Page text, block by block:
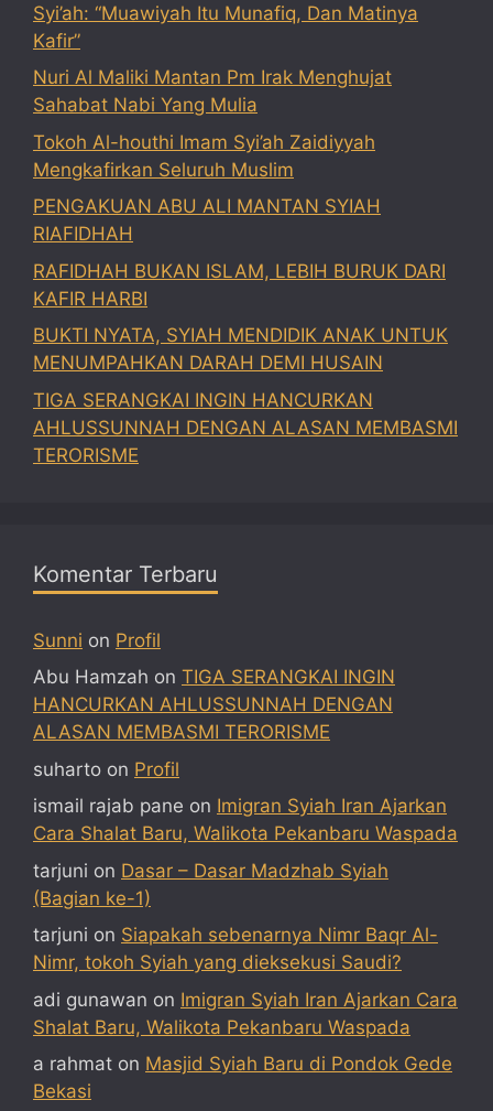
Syi’ah: “Muawiyah Itu Munafiq, Dan Matinya
Kafir”
Nuri Al Maliki Mantan Pm Irak Menghujat
Sahabat Nabi Yang Mulia
Tokoh Al-houthi Imam Syi’ah Zaidiyyah
Mengkafirkan Seluruh Muslim
PENGAKUAN ABU ALI MANTAN SYIAH
RIAFIDHAH
RAFIDHAH BUKAN ISLAM, LEBIH BURUK DARI
KAFIR HARBI
BUKTI NYATA, SYIAH MENDIDIK ANAK UNTUK
MENUMPAHKAN DARAH DEMI HUSAIN
TIGA SERANGKAI INGIN HANCURKAN
AHLUSSUNNAH DENGAN ALASAN MEMBASMI
TERORISME
Komentar Terbaru
Sunni on Profil
Abu Hamzah on TIGA SERANGKAI INGIN
HANCURKAN AHLUSSUNNAH DENGAN
ALASAN MEMBASMI TERORISME
suharto on Profil
ismail rajab pane on Imigran Syiah Iran Ajarkan
Cara Shalat Baru, Walikota Pekanbaru Waspada
tarjuni on Dasar – Dasar Madzhab Syiah
(Bagian ke-1)
tarjuni on Siapakah sebenarnya Nimr Baqr Al-
Nimr, tokoh Syiah yang dieksekusi Saudi?
adi gunawan on Imigran Syiah Iran Ajarkan Cara
Shalat Baru, Walikota Pekanbaru Waspada
a rahmat on Masjid Syiah Baru di Pondok Gede
Bekasi